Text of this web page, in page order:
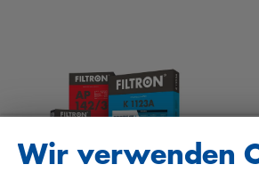
PROTECT+
FAQ
Wir verwenden